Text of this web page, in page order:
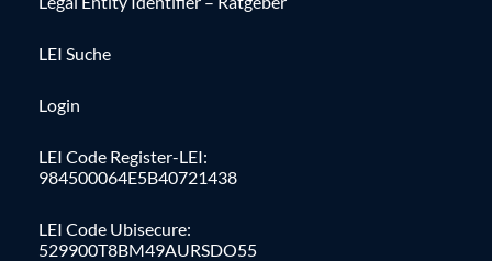
LEI Suche
Login
LEI Code Register-LEI:
984500064E5B40721438
LEI Code Ubisecure:
529900T8BM49AURSDO55